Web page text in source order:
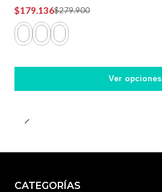
$179.136$279.900
Ver opciones
CATEGORÍAS